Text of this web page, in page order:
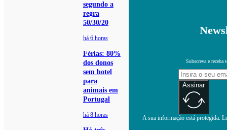
segundo a
regra
50/30/20
há 6 horas
Férias: 80%
dos donos
sem hotel
para
animais em
Portugal
há 8 horas
Subscreva e receba
Assinar
A sua informação está protegida.